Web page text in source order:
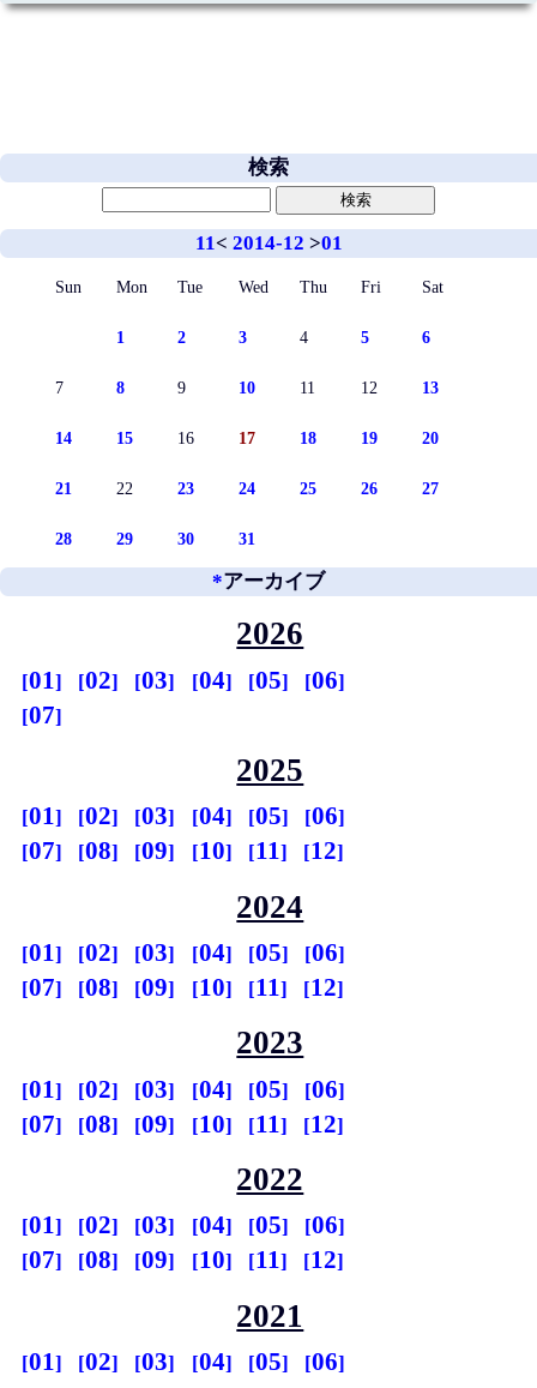
検索
11< 2014-12 >01
Sun Mon Tue Wed Thu Fri Sat
1 2 3 4 5 6
7 8 9 10 11 12 13
14 15 16 17 18 19 20
21 22 23 24 25 26 27
28 29 30 31
*アーカイブ
2026
01 02 03 04 05
06
07
2025
01 02 03 04 05
06
07
08 09 10 11 12
2024
01 02 03 04 05
06
07
08 09 10 11 12
2023
01 02 03 04 05
06
07
08 09 10 11 12
2022
01 02 03 04 05
06
07
08 09 10 11 12
2021
01 02 03 04 05
06